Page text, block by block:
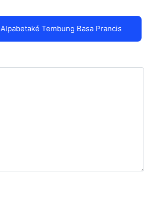
Alpabetaké Tembung Basa Prancis